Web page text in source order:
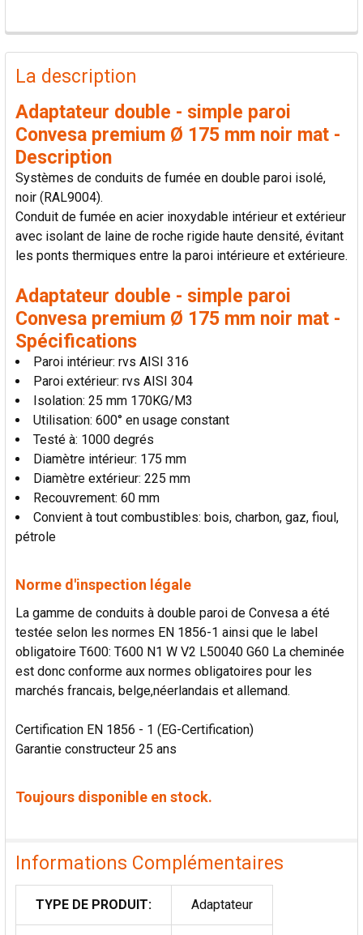
PRODUITS
FRÉQUEMMENT
ACHETÉS
TOUT
SÉLECTIONNER
AJOUTER
LA
SÉLECTION
AU PANIER
La description
Adaptateur double - simple paroi
Convesa premium Ø 175 mm noir mat -
Description
Systèmes de conduits de fumée en double paroi isolé,
noir (RAL9004).
Conduit de fumée en acier inoxydable intérieur et extérieur
avec isolant de laine de roche rigide haute densité, évitant
les ponts thermiques entre la paroi intérieure et extérieure.
Adaptateur double - simple paroi
Convesa premium Ø 175 mm noir mat -
Spécifications
Paroi intérieur: rvs AISI 316
Paroi extérieur: rvs AISI 304
Isolation: 25 mm 170KG/M3
Utilisation: 600° en usage constant
Testé à: 1000 degrés
Diamètre intérieur: 175 mm
Diamètre extérieur: 225 mm
Recouvrement: 60 mm
Convient à tout combustibles: bois, charbon, gaz, fioul,
pétrole
Norme d'inspection légale
La gamme de conduits à double paroi de Convesa a été
testée selon les normes EN 1856-1 ainsi que le label
obligatoire T600: T600 N1 W V2 L50040 G60 La cheminée
est donc conforme aux normes obligatoires pour les
marchés francais, belge,néerlandais et allemand.
Certification EN 1856 - 1 (EG-Certification)
Garantie constructeur 25 ans
Toujours disponible en stock.
Informations Complémentaires
TYPE DE PRODUIT: Adaptateur